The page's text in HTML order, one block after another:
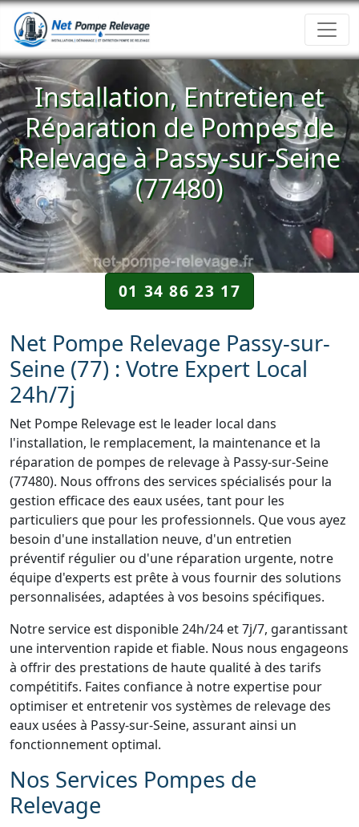
Installation, Entretien et
Réparation de Pompes de
Relevage à Passy-sur-Seine
(77480)
01 34 86 23 17
Net Pompe Relevage Passy-sur-
Seine (77) : Votre Expert Local
24h/7j
Net Pompe Relevage est le leader local dans
l'installation, le remplacement, la maintenance et la
réparation de pompes de relevage à Passy-sur-Seine
(77480). Nous offrons des services spécialisés pour la
gestion efficace des eaux usées, tant pour les
particuliers que pour les professionnels. Que vous ayez
besoin d'une installation neuve, d'un entretien
préventif régulier ou d'une réparation urgente, notre
équipe d'experts est prête à vous fournir des solutions
personnalisées, adaptées à vos besoins spécifiques.
Notre service est disponible 24h/24 et 7j/7, garantissant
une intervention rapide et fiable. Nous nous engageons
à offrir des prestations de haute qualité à des tarifs
compétitifs. Faites confiance à notre expertise pour
optimiser et entretenir vos systèmes de relevage des
eaux usées à Passy-sur-Seine, assurant ainsi un
fonctionnement optimal.
Nos Services Pompes de
Relevage